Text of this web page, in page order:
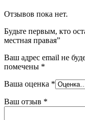
Отзывов пока нет.
Будьте первым, кто
местная правая”
Ваш адрес email не
помечены *
Ваша оценка *
Ваш отзыв *